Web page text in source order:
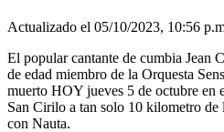
Actualizado el 05/10/2023, 10:56
El popular cantante de cumbia Jean
de edad miembro de la Orquesta
muerto HOY jueves 5 de octubre
San Cirilo a tan solo 10 kilometro de
con Nauta.